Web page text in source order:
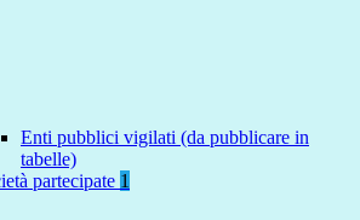
Enti pubblici vigilati (da pubblicare in
tabelle)
partecipate 1